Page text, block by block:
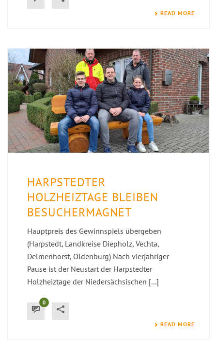
READ MORE
HARPSTEDTER
HOLZHEIZTAGE BLEIBEN
BESUCHERMAGNET
Hauptpreis des Gewinnspiels übergeben
(Harpstedt, Landkreise Diepholz, Vechta,
Delmenhorst, Oldenburg) Nach vierjähriger
Pause ist der Neustart der Harpstedter
Holzheiztage der Niedersächsischen [...]
0
READ MORE